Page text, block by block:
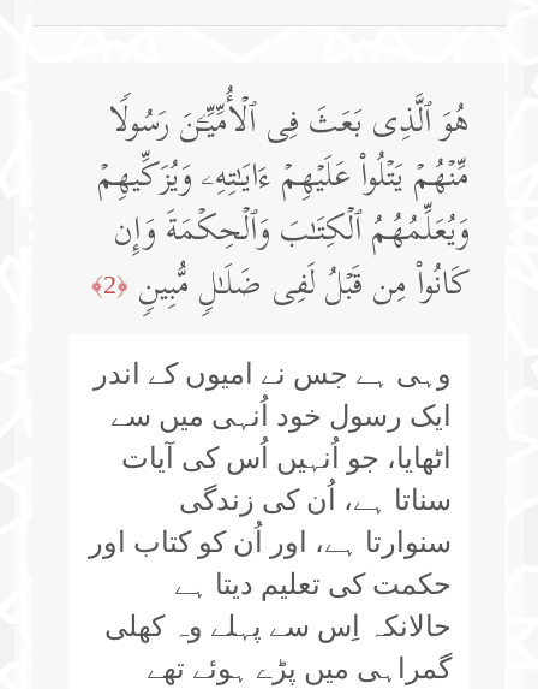
هُوَ ٱلَّذِی بَعَثَ فِی ٱلۡأُمِّیِّـۧنَ رَسُولࣰا
مِّنۡهُمۡ یَتۡلُوا۟ عَلَیۡهِمۡ ءَایَـٰتِهِۦ وَیُزَكِّیهِمۡ
وَیُعَلِّمُهُمُ ٱلۡكِتَـٰبَ وَٱلۡحِكۡمَةَ وَإِن
كَانُوا۟ مِن قَبۡلُ لَفِی ضَلَـٰلࣲ مُّبِینࣲ ﴿2﴾
وہی ہے جس نے امیوں کے اندر
ایک رسول خود اُنہی میں سے
اٹھایا، جو اُنہیں اُس کی آیات
سناتا ہے، اُن کی زندگی
سنوارتا ہے، اور اُن کو کتاب اور
حکمت کی تعلیم دیتا ہے
حالانکہ اِس سے پہلے وہ کھلی
گمراہی میں پڑے ہوئے تھے